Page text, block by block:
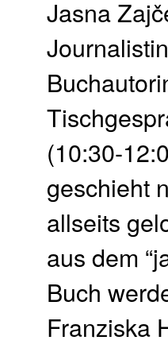
Jasna
(10:30-
geschieht
allseits
aus dem
Buch
Franziska